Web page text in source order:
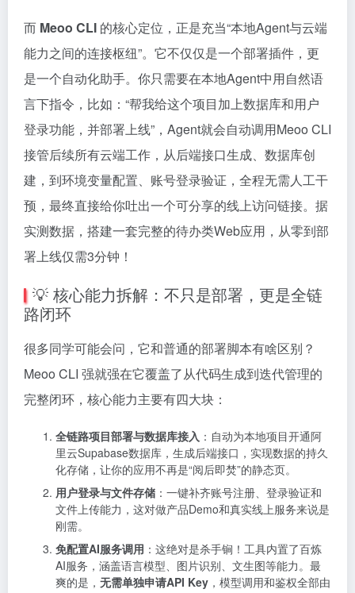
而 Meoo CLI 的核心定位，正是充当“本地Agent与云端
能力之间的连接枢纽”。它不仅仅是一个部署插件，更
是一个自动化助手。你只需要在本地Agent中用自然语
言下指令，比如：“帮我给这个项目加上数据库和用户
登录功能，并部署上线”，Agent就会自动调用Meoo CLI
接管后续所有云端工作，从后端接口生成、数据库创
建，到环境变量配置、账号登录验证，全程无需人工干
预，最终直接给你吐出一个可分享的线上访问链接。据
实测数据，搭建一套完整的待办类Web应用，从零到部
署上线仅需3分钟！
💡 核心能力拆解：不只是部署，更是全链
路闭环
很多同学可能会问，它和普通的部署脚本有啥区别？
Meoo CLI 强就强在它覆盖了从代码生成到迭代管理的
完整闭环，核心能力主要有四大块：
全链路项目部署与数据库接入 ：自动为本地项目开通阿
里云Supabase数据库，生成后端接口，实现数据的持久
化存储，让你的应用不再是“阅后即焚”的静态页。
用户登录与文件存储 ：一键补齐账号注册、登录验证和
文件上传能力，这对做产品Demo和真实线上服务来说是
刚需。
免配置AI服务调用 ：这绝对是杀手锏！工具内置了百炼
AI服务，涵盖语言模型、图片识别、文生图等能力。最
爽的是， 无需单独申请API Key ，模型调用和鉴权全部由